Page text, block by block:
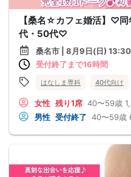
【桑名☆カフェ婚活】♡
代・50代♡
桑名市 | 8月9日(日)
受付終了まで16時間
はなしま専科 40代向け
女性 残り1席 40〜59歳
男性 受付終了 40〜59歳